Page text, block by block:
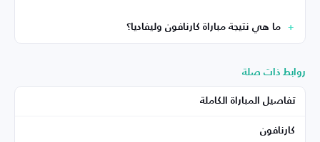
ما هي نتيجة مباراة كارنافون وليفاديا؟
روابط ذات صلة
تفاصيل المباراة الكاملة
كارنافون